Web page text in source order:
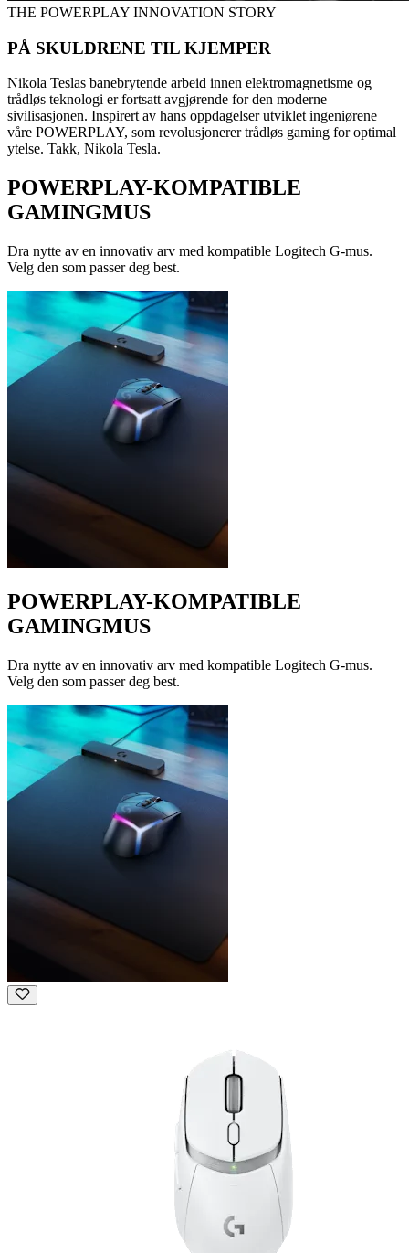
THE POWERPLAY INNOVATION STORY
PÅ SKULDRENE TIL KJEMPER
Nikola Teslas banebrytende arbeid innen elektromagnetisme og
trådløs teknologi er fortsatt avgjørende for den moderne
sivilisasjonen. Inspirert av hans oppdagelser utviklet ingeniørene
våre POWERPLAY, som revolusjonerer trådløs gaming for optimal
ytelse. Takk, Nikola Tesla.
POWERPLAY-KOMPATIBLE
GAMINGMUS
Dra nytte av en innovativ arv med kompatible Logitech G-mus.
Velg den som passer deg best.
POWERPLAY-KOMPATIBLE
GAMINGMUS
Dra nytte av en innovativ arv med kompatible Logitech G-mus.
Velg den som passer deg best.